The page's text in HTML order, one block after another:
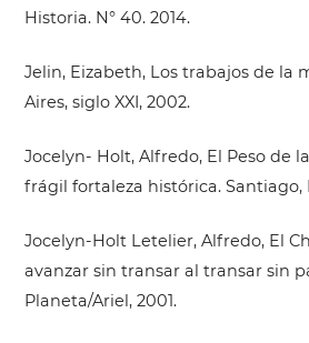
Historia. N° 40. 2014.
Jelin, Eizabeth, Los trabajos de la
Aires, siglo XXI, 2002.
Jocelyn- Holt, Alfredo, El Peso de
frágil fortaleza histórica. Santiago,
Jocelyn-Holt Letelier, Alfredo, El
avanzar sin transar al transar sin
Planeta/Ariel, 2001.